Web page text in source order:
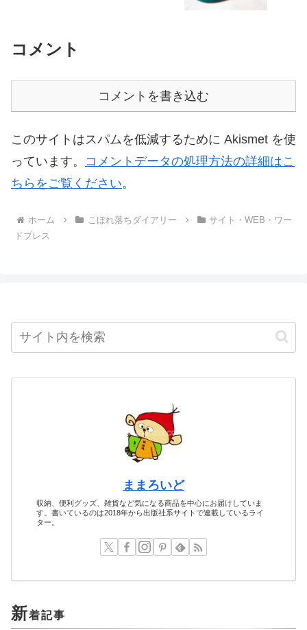
コメント
コメントを書き込む
このサイトはスパムを低減するために Akismet を使
っています。 コメントデータの処理方法の詳細はこ
ちらをご覧ください。
ホーム こぼれ落ちダイアリー
サイト・WEB・ワー
ドプレス
ままろいど
収納、便利グッズ、雑貨など気になる商品を中心にお届けしていま
す。書いているのは2018年から出版社系サイトで連載しているライ
ター。
新着記事